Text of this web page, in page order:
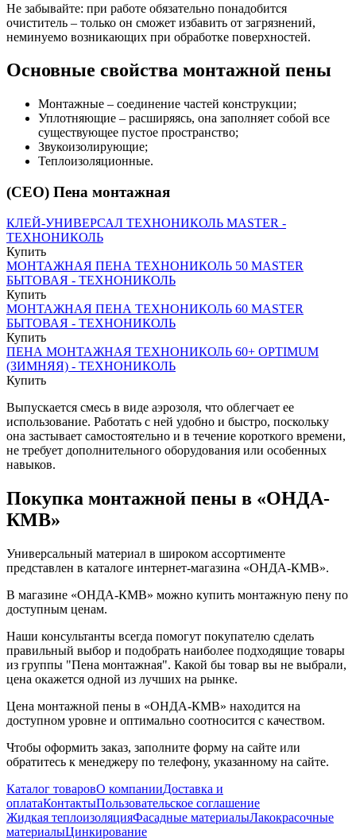
Не забывайте: при работе обязательно понадобится
очиститель – только он сможет избавить от загрязнений,
неминуемо возникающих при обработке поверхностей.
Основные свойства монтажной пены
Монтажные – соединение частей конструкции;
Уплотняющие – расширяясь, она заполняет собой все
существующее пустое пространство;
Звукоизолирующие;
Теплоизоляционные.
(CEO) Пена монтажная
КЛЕЙ-УНИВЕРСАЛ ТЕХНОНИКОЛЬ MASTER -
ТЕХНОНИКОЛЬ
Купить
МОНТАЖНАЯ ПЕНА ТЕХНОНИКОЛЬ 50 MASTER
БЫТОВАЯ - ТЕХНОНИКОЛЬ
Купить
МОНТАЖНАЯ ПЕНА ТЕХНОНИКОЛЬ 60 MASTER
БЫТОВАЯ - ТЕХНОНИКОЛЬ
Купить
ПЕНА МОНТАЖНАЯ ТЕХНОНИКОЛЬ 60+ OPTIMUM
(ЗИМНЯЯ) - ТЕХНОНИКОЛЬ
Купить
Выпускается смесь в виде аэрозоля, что облегчает ее
использование. Работать с ней удобно и быстро, поскольку
она застывает самостоятельно и в течение короткого времени,
не требует дополнительного оборудования или особенных
навыков.
Покупка монтажной пены в «ОНДА-
КМВ»
Универсальный материал в широком ассортименте
представлен в каталоге интернет-магазина «ОНДА-КМВ».
В магазине «ОНДА-КМВ» можно купить монтажную пену по
доступным ценам.
Наши консультанты всегда помогут покупателю сделать
правильный выбор и подобрать наиболее подходящие товары
из группы "Пена монтажная". Какой бы товар вы не выбрали,
цена окажется одной из лучших на рынке.
Цена монтажной пены в «ОНДА-КМВ» находится на
доступном уровне и оптимально соотносится с качеством.
Чтобы оформить заказ, заполните форму на сайте или
обратитесь к менеджеру по телефону, указанному на сайте.
Каталог товаровО компанииДоставка и
оплатаКонтактыПользовательское соглашение
Жидкая теплоизоляцияФасадные материалыЛакокрасочные
материалыЦинкирование